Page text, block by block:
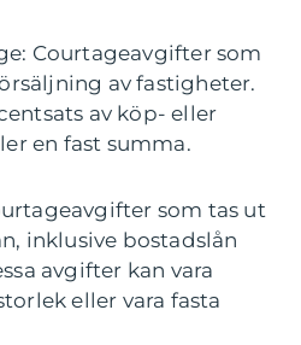
Courtageavgifter som
av fastigheter.
av köp- eller
en fast summa.
som tas ut
inklusive bostadslån
avgifter kan vara
eller vara fasta